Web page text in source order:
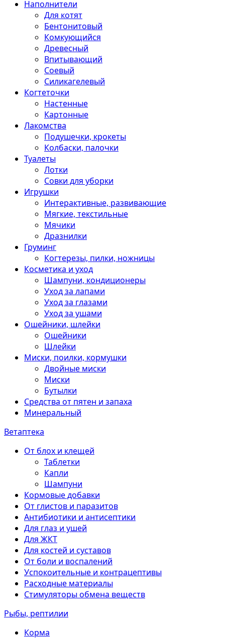
Наполнители
Для котят
Бентонитовый
Комкующийся
Древесный
Впитывающий
Соевый
Силикагелевый
Когтеточки
Настенные
Картонные
Лакомства
Подушечки, крокеты
Колбаски, палочки
Туалеты
Лотки
Совки для уборки
Игрушки
Интерактивные, развивающие
Мягкие, текстильные
Мячики
Дразнилки
Груминг
Когтерезы, пилки, ножницы
Косметика и уход
Шампуни, кондиционеры
Уход за лапами
Уход за глазами
Уход за ушами
Ошейники, шлейки
Ошейники
Шлейки
Миски, поилки, кормушки
Двойные миски
Миски
Бутылки
Средства от пятен и запаха
Минеральный
Ветаптека
От блох и клещей
Таблетки
Капли
Шампуни
Кормовые добавки
От глистов и паразитов
Антибиотики и антисептики
Для глаз и ушей
Для ЖКТ
Для костей и суставов
От боли и воспалений
Успокоительные и контрацептивы
Расходные материалы
Стимуляторы обмена веществ
Рыбы, рептилии
Корма